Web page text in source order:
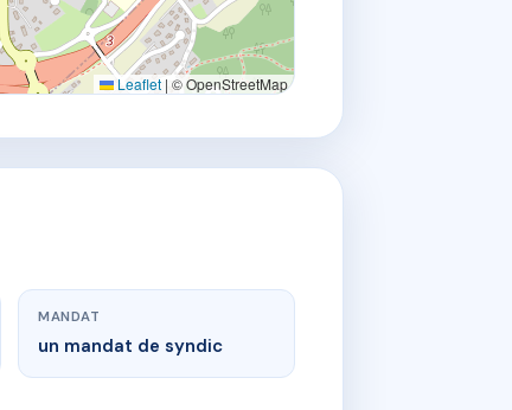
Leaflet | © OpenStreetMap
MANDAT
un mandat de syndic